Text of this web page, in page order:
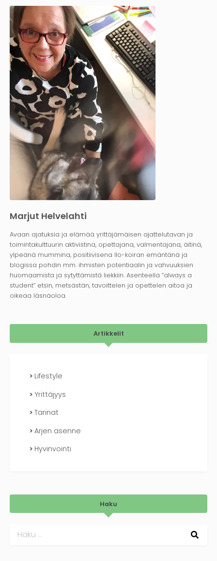
Marjut Helvelahti
Avaan ajatuksia ja elämää yrittäjämäisen ajattelutavan ja
toimintakulttuurin aktivistina, opettajana, valmentajana, äitinä,
ylpeänä mummina, positiivisena Ilo-koiran emäntänä ja
blogissa pohdin mm. ihmisten potentiaalin ja vahvuuksien
huomaamista ja sytyttämistä liekkiin. Asenteella ”always a
student” etsin, metsästän, tavoittelen ja opettelen aitoa ja
oikeaa läsnäoloa.
Artikkelit
Lifestyle
Yrittäjyys
Tarinat
Arjen asenne
Hyvinvointi
Haku